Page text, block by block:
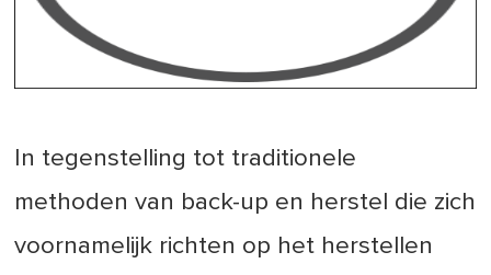
In tegenstelling tot traditionele
methoden van back-up en herstel die zich
voornamelijk richten op het herstellen